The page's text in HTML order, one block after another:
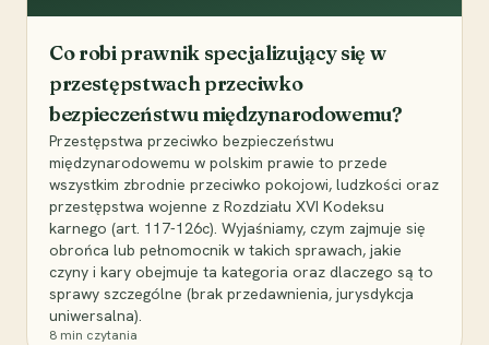
Co robi prawnik specjalizujący się w
przestępstwach przeciwko
bezpieczeństwu międzynarodowemu?
Przestępstwa przeciwko bezpieczeństwu
międzynarodowemu w polskim prawie to przede
wszystkim zbrodnie przeciwko pokojowi, ludzkości oraz
przestępstwa wojenne z Rozdziału XVI Kodeksu
karnego (art. 117-126c). Wyjaśniamy, czym zajmuje się
obrońca lub pełnomocnik w takich sprawach, jakie
czyny i kary obejmuje ta kategoria oraz dlaczego są to
sprawy szczególne (brak przedawnienia, jurysdykcja
uniwersalna).
8 min czytania